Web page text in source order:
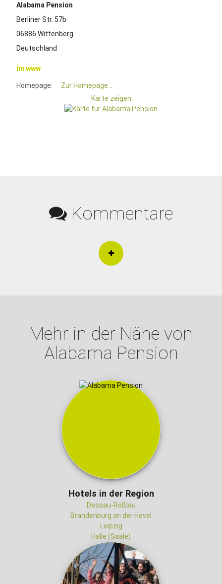
Alabama Pension
Berliner Str. 57b
06886 Wittenberg
Deutschland
Im www
Homepage:
Zur Homepage...
Karte zeigen
Kommentare
Mehr in der Nähe von
Alabama Pension
Hotels in der Region
Dessau-Roßlau
Brandenburg an der Havel
Leipzig
Halle (Saale)